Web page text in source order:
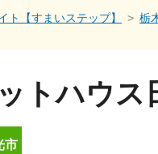
ト【すまいステップ】 栃
トハウス
市